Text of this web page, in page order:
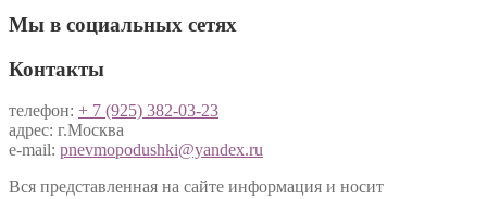
Мы в социальных сетях
Контакты
телефон: + 7 (925) 382-03-23
адрес: г.Москва
e-mail: pnevmopodushki@yandex.ru
Вся представленная на сайте информация и носит